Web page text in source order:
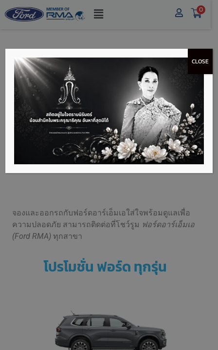
0
โปรโมชั่น ฟอร์ด รวมทุก
รุ่น
โปรโมชั่น ฟอร์ดตัวใหม่ ล่าสุด 2025 โปรโมชั่น รถฟ
อร์ด ปรับโฉมใหม่ ทุกรุ่นFord Ranger XL, Ford Ranger
XLT, Ford Ranger Wildtrak, Ford Ranger Raptor, Ford
Everest
จองและออกรถกับฟอร์ดอาร์เอ็มเอใส่ใจพร้อมดูแลเพื่อ
ความปลอดภัย สามารถติดต่อที่โชว์รูม ฟอร์ดอาร์เอ็มเอ
(Ford RMA) ทุกสาขา
โปรโมชั่น ฟอร์ด ทุกรุ่น
CLOSE